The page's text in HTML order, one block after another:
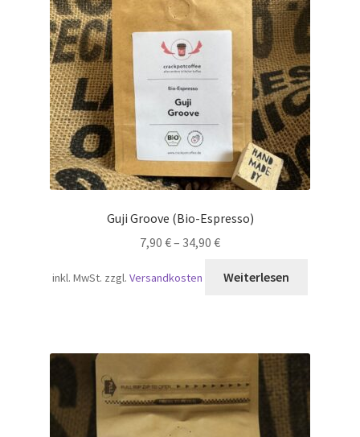
Guji Groove (Bio-Espresso)
7,90 €– 34,90 €
inkl. MwSt. zzgl.Versandkosten Weiterlesen